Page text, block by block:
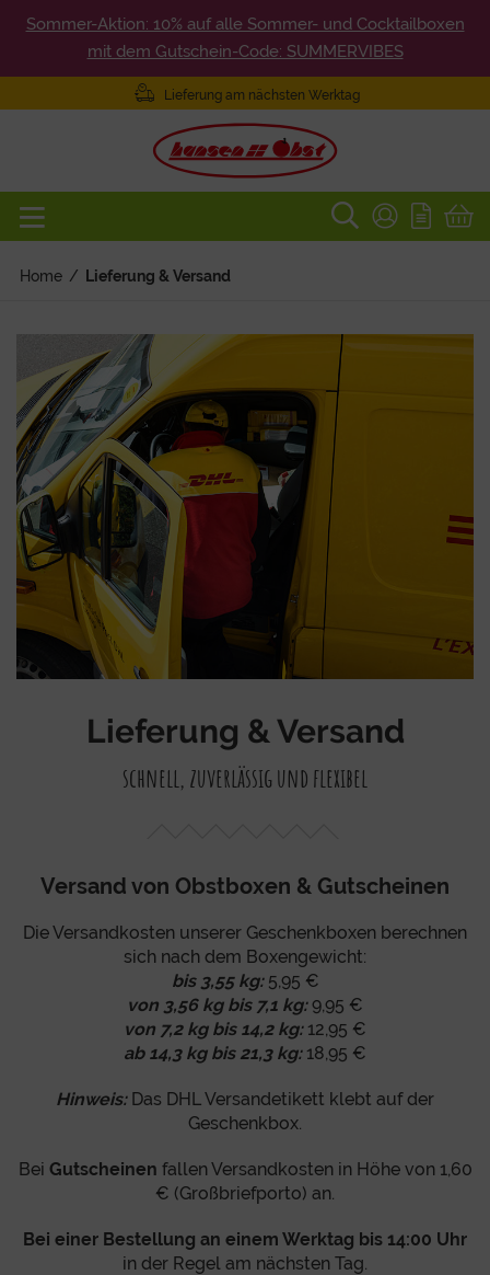
Sommer-Aktion: 10% auf alle Sommer- und Cocktailboxen
mit dem Gutschein-Code: SUMMERVIBES
Lieferung am nächsten Werktag
Home / Lieferung & Versand
Lieferung & Versand
schnell, zuverlässig und flexibel
Versand von Obstboxen & Gutscheinen
Die Versandkosten unserer Geschenkboxen berechnen
sich nach dem Boxengewicht:
bis 3,55 kg:5,95 €
von 3,56 kg bis 7,1 kg:9,95 €
von 7,2 kg bis 14,2 kg:12,95 €
ab 14,3 kg bis 21,3 kg:18,95 €
Hinweis: Das DHL Versandetikett klebt auf der
Geschenkbox.
Bei Gutscheinen fallen Versandkosten in Höhe von 1,60
€ (Großbriefporto) an.
Bei einer Bestellung an einem Werktag bis 14:00 Uhr
in der Regel am nächsten Tag.